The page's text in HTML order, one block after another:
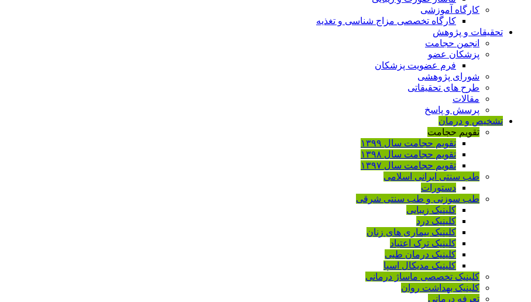
کارگاه آموزشی
کارگاه تخصصی مزاج شناسی و تغذیه
تحقیقات و پژوهش
انجمن حجامت
پزشکان عضو
فرم عضویت پزشکان
شورای پژوهشی
طرح های تحقیقاتی
مقالات
پرسش و پاسخ
تشخیص و درمان
تقویم حجامت
تقویم حجامت سال ۱۳۹۹
تقویم حجامت سال ۱۳۹۸
تقویم حجامت سال ۱۳۹۷
طب سنتی ایرانی اسلامی
دستورات
طب سوزنی و طب سنتی شرقی
کلینیک زیبایی
کلینیک درد
کلینیک بیماری های زنان
کلینیک ترک اعتیاد
کلینیک درمان طبی
کلینیک مدیکال اسپا
کلینیک تخصصی ماساژ درمانی
کلینیک بهداشت روان
تعرفه درمانی